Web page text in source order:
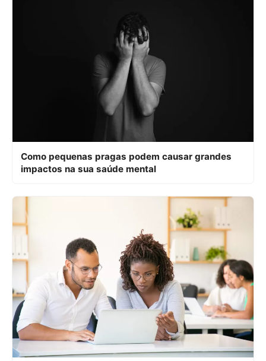
Como pequenas pragas podem causar grandes
impactos na sua saúde mental